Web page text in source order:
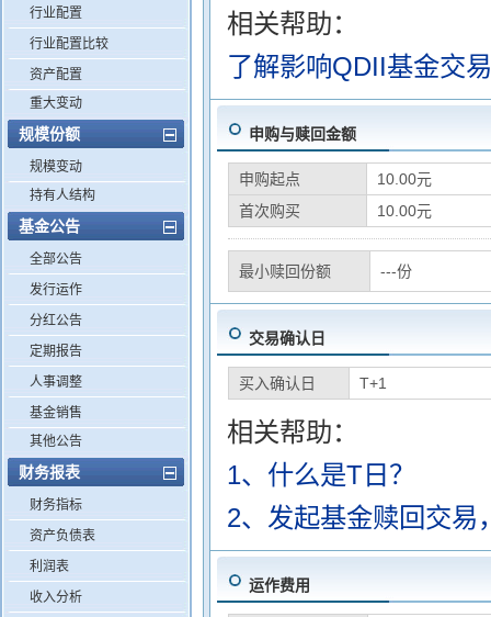
行业配置
行业配置比较
资产配置
重大变动
规模份额
规模变动
持有人结构
基金公告
全部公告
发行运作
分红公告
定期报告
人事调整
基金销售
其他公告
财务报表
财务指标
资产负债表
利润表
收入分析
相关帮助：
了解影响QDII基金交
申购与赎回金额
申购起点
10.00元
首次购买
10.00元
最小赎回份额 ---份
交易确认日
买入确认日 T+1
相关帮助：
1、什么是T日？
2、发起基金赎回交易
运作费用